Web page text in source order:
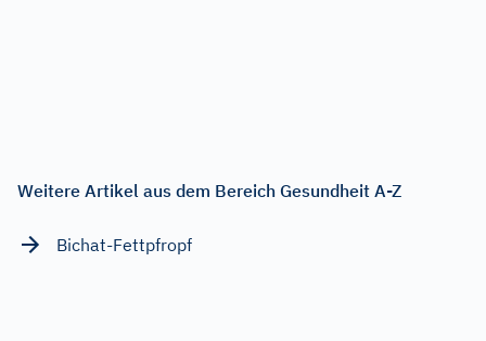
Weitere Artikel aus dem Bereich Gesundheit A-Z
Bichat-Fettpfropf